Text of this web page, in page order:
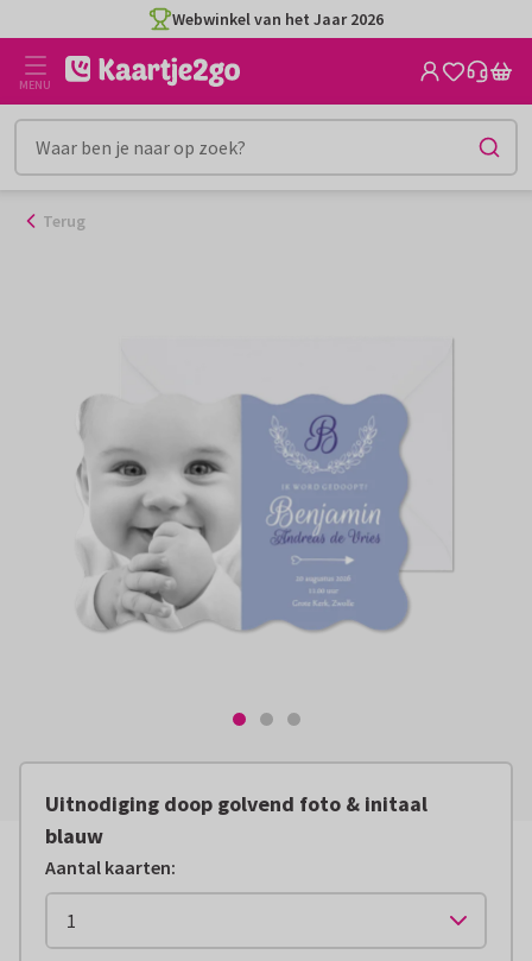
naar
inhoud
Webwinkel van het Jaar 2026
MENU
Terug
Uitnodiging doop golvend foto & initaal
blauw
Aantal kaarten: